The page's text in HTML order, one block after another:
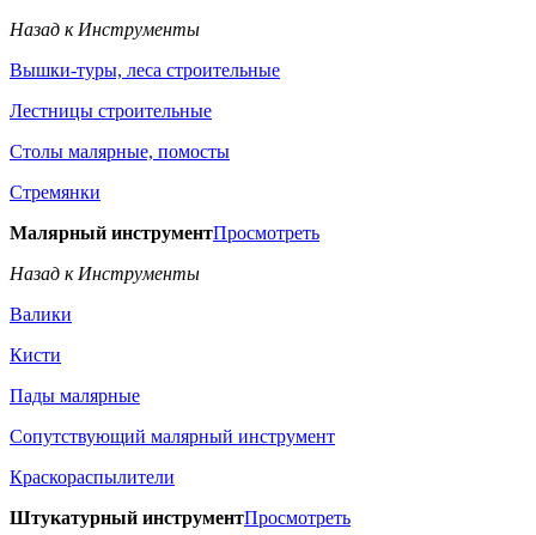
Назад к Инструменты
Вышки-туры, леса строительные
Лестницы строительные
Столы малярные, помосты
Стремянки
Малярный инструментПросмотреть
Назад к Инструменты
Валики
Кисти
Пады малярные
Сопутствующий малярный инструмент
Краскораспылители
Штукатурный инструментПросмотреть